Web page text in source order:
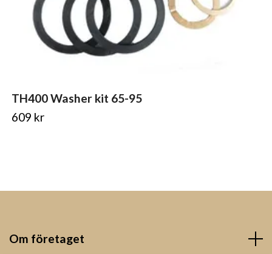
TH400 Washer kit 65-95
609 kr
Om företaget